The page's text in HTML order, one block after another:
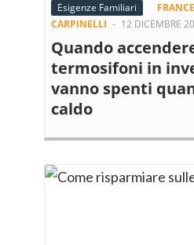
Esigenze Familiari
CARPINELLI - 12 DICEMBRE
Quando
termosifoni in
vanno spenti
caldo